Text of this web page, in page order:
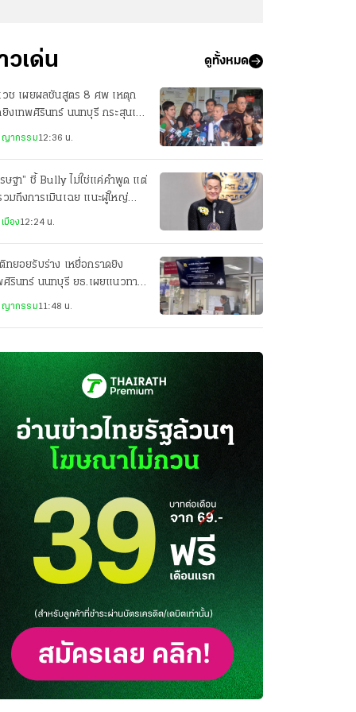
วเด่น ดูทั้งหมด
วช เผยผลชันสูตร 8 ศพ เหตุก
ยิงเทพศิรินทร์ นนทบุรี กระสุนเข้า
ญากรรม12:36 น.
รษฐา” ชี้ Bully ไม่ใช่แค่คำพูด แต่
วมถึงการเมินเฉย แนะผู้ใหญ่
กตมากขึ้น
มือง12:24 น.
ทยอยรับร่าง เหยื่อกราดยิง
ศิรินทร์ นนทบุรี ยธ.เผยแนวทาง
ญากรรม11:48 น.